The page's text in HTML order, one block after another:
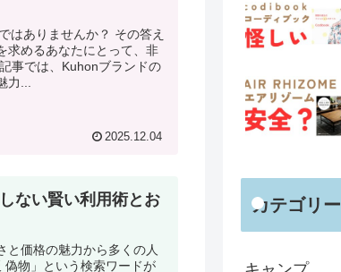
はありませんか？ その答え
求めるあなたにとって、非
事では、Kuhonブランドの
...
2025.12.04
ない賢い利用術とお
と価格の魅力から多くの人
物」という検索ワードが
カテゴリー